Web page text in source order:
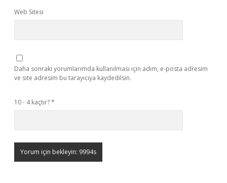
Web Sitesi
Daha sonraki yorumlarımda kullanılması için adım, e-posta adresim
ve site adresim bu tarayıcıya kaydedilsin.
10 - 4 kaçtır?*